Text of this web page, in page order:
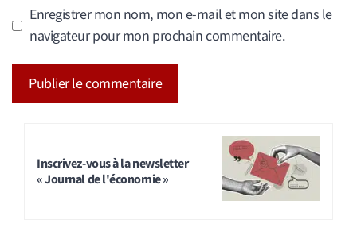
Enregistrer mon nom, mon e-mail et mon site dans le
navigateur pour mon prochain commentaire.
Inscrivez-vous à la newsletter
« Journal de l'économie »